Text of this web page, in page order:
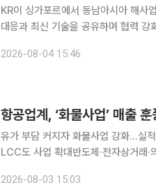
KR이 싱가포르에서 동남아시아 해사
대응과 최신 기술을 공유하며 협력 강화에 나섰다. KR은 지난달 29일부
운·물류 중심지인 싱가포르에서 기술
2026-08-04 15:46
항공업계, ‘화물사업’ 매출
유가 부담 커지자 화물사업 강화…실
LCC도 사업 확대반도체·전자상거래·의약품
워 수익성 방어에 나서고 있다. 국제
2026-08-03 15:03